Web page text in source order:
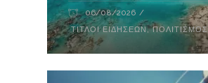
06/08/2026
ΤΊΤΛΟΙ ΕΙΔΉΣΕΩΝ,ΠΟΛΙΤΙΣΜΌΣ